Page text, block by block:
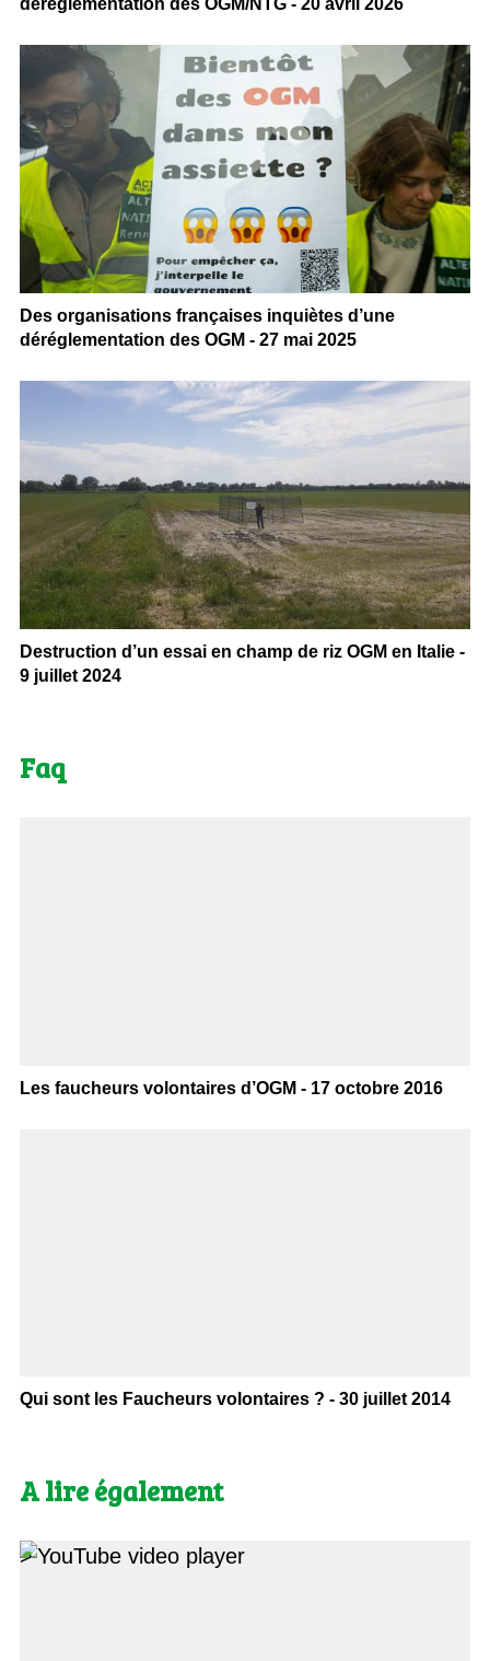
déréglementation des OGM/NTG - 20 avril 2026
Des organisations françaises inquiètes d’une
déréglementation des OGM - 27 mai 2025
Destruction d’un essai en champ de riz OGM en Italie -
9 juillet 2024
Faq
Les faucheurs volontaires d’OGM - 17 octobre 2016
Qui sont les Faucheurs volontaires ? - 30 juillet 2014
A lire également
>